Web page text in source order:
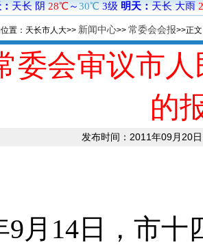
置：天长市人大>> 新闻中心>> 常委会会报>>正
委会审议市
的
发布时间：2011年09月20日
9月 14 日
，市